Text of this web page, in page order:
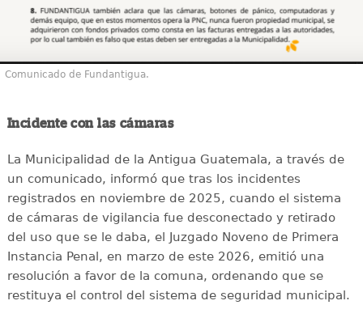
Comunicado de Fundantigua.
Incidente con las cámaras
La Municipalidad de la Antigua Guatemala, a través de
un comunicado, informó que tras los incidentes
registrados en noviembre de 2025, cuando el sistema
de cámaras de vigilancia fue desconectado y retirado
del uso que se le daba, el Juzgado Noveno de Primera
Instancia Penal, en marzo de este 2026, emitió una
resolución a favor de la comuna, ordenando que se
restituya el control del sistema de seguridad municipal.